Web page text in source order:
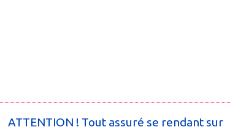
ATTENTION ! Tout assuré se rendant sur